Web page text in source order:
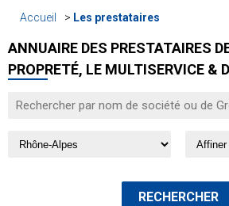
Accueil Les prestataires
ANNUAIRE DES PRESTATAIRES
PROPRETÉ, LE MULTISERVICE &